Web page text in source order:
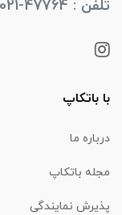
تلفن : 47764-021
با باتکاپ
درباره ما
مجله باتکاپ
پذیرش نمایندگی